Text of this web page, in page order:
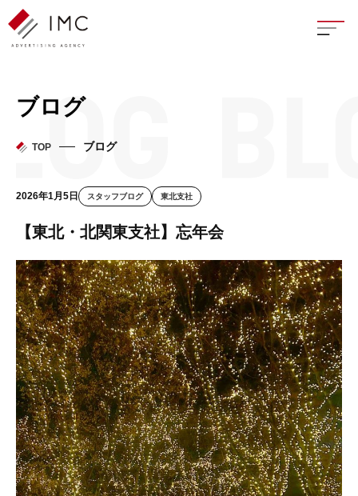
座談
イン
フェ
ブログ
TOP ブログ
2026年1月5日 スタッフブログ 東北支社
【東北・北関東支社】忘年会